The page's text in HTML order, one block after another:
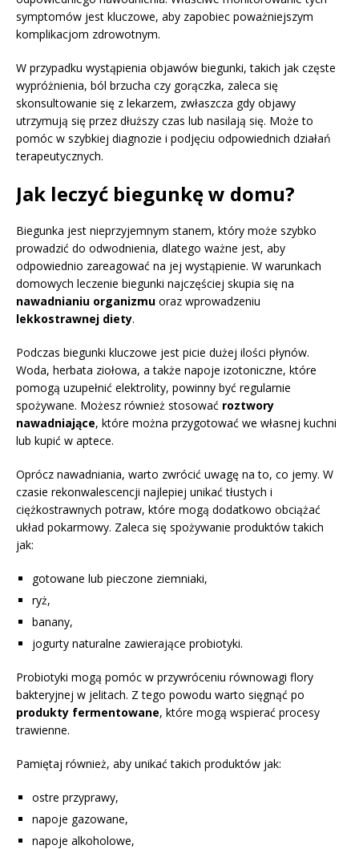
symptomów jest kluczowe, aby zapobiec poważniejszym
komplikacjom zdrowotnym.
W przypadku wystąpienia objawów biegunki, takich jak częste
wypróżnienia, ból brzucha czy gorączka, zaleca się
skonsultowanie się z lekarzem, zwłaszcza gdy objawy
utrzymują się przez dłuższy czas lub nasilają się. Może to
pomóc w szybkiej diagnozie i podjęciu odpowiednich działań
terapeutycznych.
Jak leczyć biegunkę w domu?
Biegunka jest nieprzyjemnym stanem, który może szybko
prowadzić do odwodnienia, dlatego ważne jest, aby
odpowiednio zareagować na jej wystąpienie. W warunkach
domowych leczenie biegunki najczęściej skupia się na
nawadnianiu organizmu oraz wprowadzeniu
lekkostrawnej diety.
Podczas biegunki kluczowe jest picie dużej ilości płynów.
Woda, herbata ziołowa, a także napoje izotoniczne, które
pomogą uzupełnić elektrolity, powinny być regularnie
spożywane. Możesz również stosować roztwory
nawadniające, które można przygotować we własnej kuchni
lub kupić w aptece.
Oprócz nawadniania, warto zwrócić uwagę na to, co jemy. W
czasie rekonwalescencji najlepiej unikać tłustych i
ciężkostrawnych potraw, które mogą dodatkowo obciążać
układ pokarmowy. Zaleca się spożywanie produktów takich
jak:
gotowane lub pieczone ziemniaki,
ryż,
banany,
jogurty naturalne zawierające probiotyki.
Probiotyki mogą pomóc w przywróceniu równowagi flory
bakteryjnej w jelitach. Z tego powodu warto sięgnąć po
produkty fermentowane, które mogą wspierać procesy
trawienne.
Pamiętaj również, aby unikać takich produktów jak:
ostre przyprawy,
napoje gazowane,
napoje alkoholowe,